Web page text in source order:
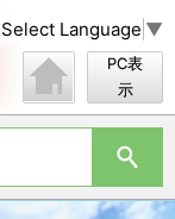
Select Language ▼
PC表
示